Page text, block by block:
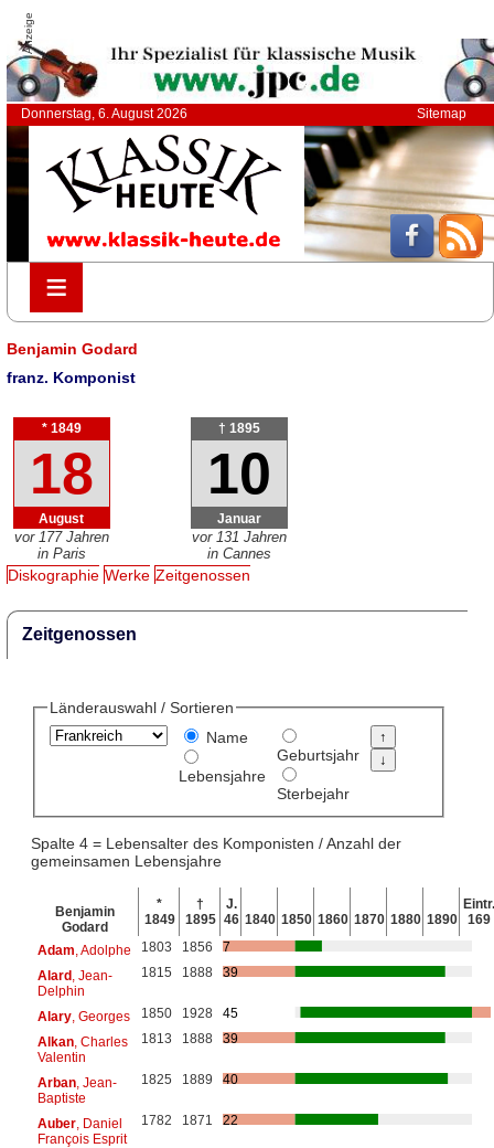
Anzeige
Donnerstag, 6. August 2026 Sitemap
≡
≡
Benjamin Godard
franz. Komponist
* 1849
18
August
vor 177 Jahren
in Paris
† 1895
10
Januar
vor 131 Jahren
in Cannes
Diskographie Werke Zeitgenossen
Zeitgenossen
Länderauswahl / Sortieren
Name
Lebensjahre
Geburtsjahr
Sterbejahr
Spalte 4 = Lebensalter des Komponisten / Anzahl der
gemeinsamen Lebensjahre
Benjamin
Godard
*
1849
†
1895
J.
46 1840 1850 1860 1870 1880 1890
Eintr.
169
Adam , Adolphe 1803 1856
7
Alard, Jean-
Delphin
1815 1888 39
Alary, Georges 1850 1928
45
Alkan, Charles
Valentin
1813 1888 39
Arban, Jean-
Baptiste
1825 1889 40
Auber, Daniel
François Esprit
1782 1871 22